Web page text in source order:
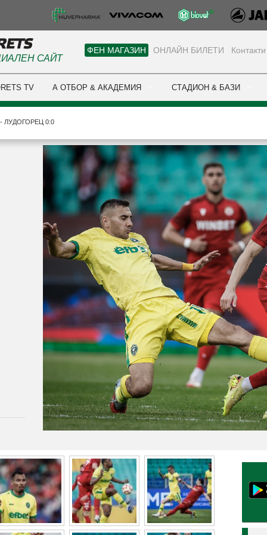
ФЕН МАГАЗИН ОНЛАЙН БИЛЕТИ Контакти
САЙТ
TV А ОТБОР & АКАДЕМИЯ СТАДИОН & БАЗИ
ЛУДОГОРЕЦ 0:0